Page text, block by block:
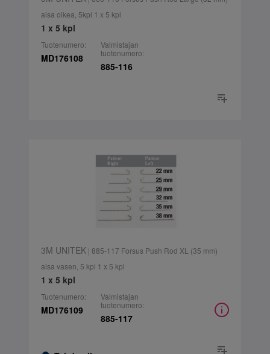
aisa oikea, 5kpl 1 x 5 kpl
1 x 5 kpl
Tuotenumero:
MD176108
Valmistajan
tuotenumero:
885-116
3M UNITEK| 885-117 Forsus Push Rod XL (35 mm)
aisa vasen, 5 kpl 1 x 5 kpl
1 x 5 kpl
Tuotenumero:
MD176109
Valmistajan
tuotenumero:
885-117